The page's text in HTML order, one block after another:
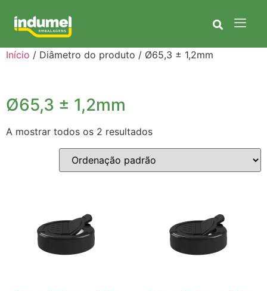
Início / Diâmetro do produto / Ø65,3 ± 1,2mm
Ø65,3 ± 1,2mm
A mostrar todos os 2 resultados